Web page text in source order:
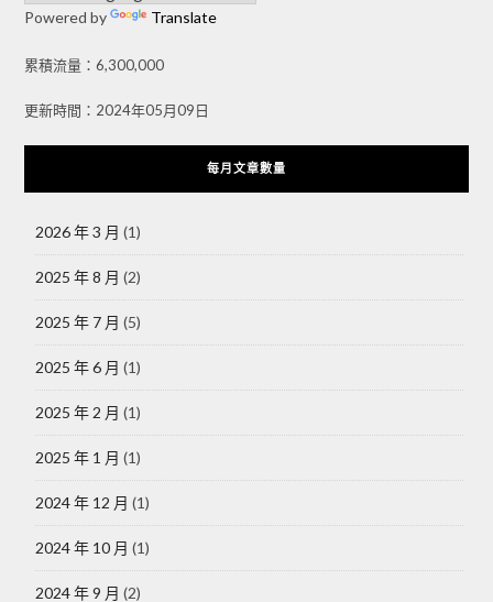
Powered by Translate
累積流量：6,300,000
更新時間：2024年05月09日
每月文章數量
2026 年 3 月 (1)
2025 年 8 月 (2)
2025 年 7 月 (5)
2025 年 6 月 (1)
2025 年 2 月 (1)
2025 年 1 月 (1)
2024 年 12 月 (1)
2024 年 10 月 (1)
2024 年 9 月 (2)